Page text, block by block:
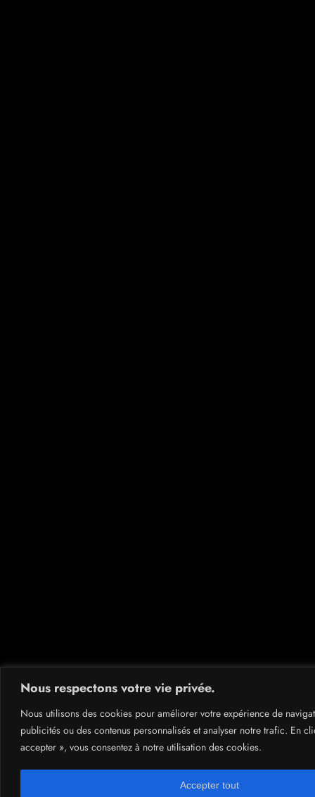
Nous respectons votre vie privée.
Nous utilisons des cookies pour améliorer votre expérience de
publicités ou des contenus personnalisés et analyser notre trafic. En
accepter », vous consentez à notre utilisation des cookies.
Accepter tout